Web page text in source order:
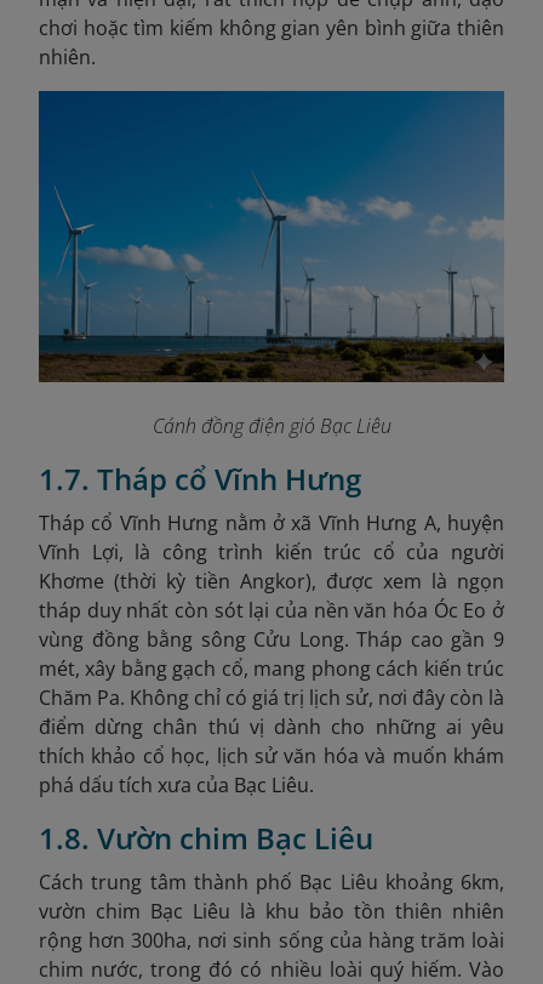
chơi hoặc tìm kiếm không gian yên bình giữa thiên
nhiên.
Cánh đồng điện gió Bạc Liêu
1.7. Tháp cổ Vĩnh Hưng
Tháp cổ Vĩnh Hưng nằm ở xã Vĩnh Hưng A, huyện
Vĩnh Lợi, là công trình kiến trúc cổ của người
Khơme (thời kỳ tiền Angkor), được xem là ngọn
tháp duy nhất còn sót lại của nền văn hóa Óc Eo ở
vùng đồng bằng sông Cửu Long. Tháp cao gần 9
mét, xây bằng gạch cổ, mang phong cách kiến trúc
Chăm Pa. Không chỉ có giá trị lịch sử, nơi đây còn là
điểm dừng chân thú vị dành cho những ai yêu
thích khảo cổ học, lịch sử văn hóa và muốn khám
phá dấu tích xưa của Bạc Liêu.
1.8. Vườn chim Bạc Liêu
Cách trung tâm thành phố Bạc Liêu khoảng 6km,
vườn chim Bạc Liêu là khu bảo tồn thiên nhiên
rộng hơn 300ha, nơi sinh sống của hàng trăm loài
chim nước, trong đó có nhiều loài quý hiếm. Vào